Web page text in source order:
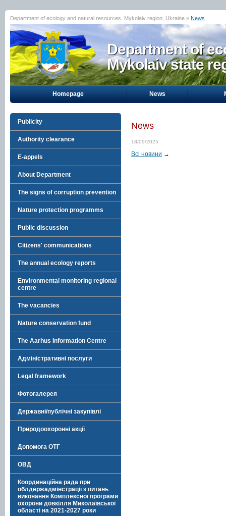
Department of ecology and natural resources. Mykolaiv region, Ukraine » News
Department of
Mykolaiv state
Homepage News
Publicity
Authority clearance
E-appels
About Department
The signs of corruption prevention
Nature protection programms
Public discussion
Citizens' communications
The annual ecology reports
Environmental monitoring regional
centre
The vacancies
Nature conservation fund
The Aarhus Information Centre
Адміністративні послуги
Legal framework
Фотогалерея
Державні/публічні закупівлі
Природоохоронні акції
Допомога ОТГ
ОВД
Координаційна рада при
облдержадмінстрації з питань
виконання Комплексної програми
охорони довкілля Миколаївської
області на 2021-2027 роки
News
18/09/2025
Всі новини →